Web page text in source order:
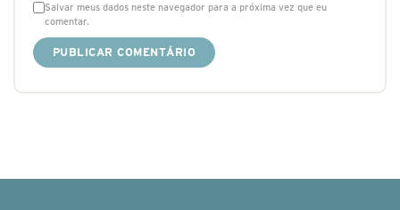
Salvar meus dados neste navegador para a próxima vez que eu
comentar.